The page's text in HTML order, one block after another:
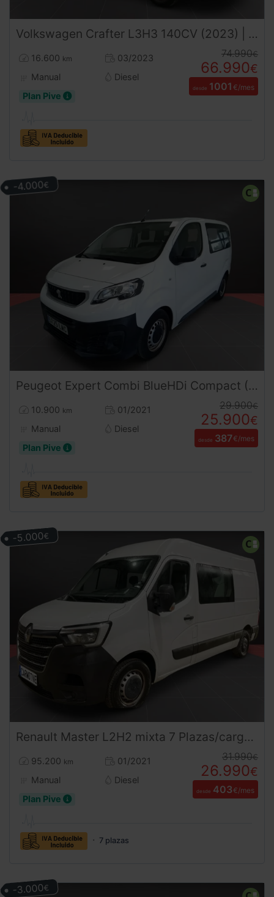
Volkswagen Crafter L3H3 140CV (2023) | 4 Plazas | Con Baño Interior | Paneles Solares | Adicional Adaptada con Rampa PMR (Minusvalidos)
16.600 km
03/2023
Manual
Diesel
Plan Pive
74.990€
66.990€
desde 1001 €/mes
Peugeot Expert Combi BlueHDi Compact (2021) | Oportunidad de Reestreno con Solo 10.900 km | Desde 390 € al mes
10.900 km
01/2021
Manual
Diesel
Plan Pive
29.900€
25.900€
desde 387€/mes
-4.000€
Renault Master L2H2 mixta 7 Plazas/carga 2.3 dCi 135CV
95.200 km
01/2021
Manual
Diesel
Plan Pive
31.990€
26.990€
desde 403€/mes
7 plazas
-5.000€
-3.000€